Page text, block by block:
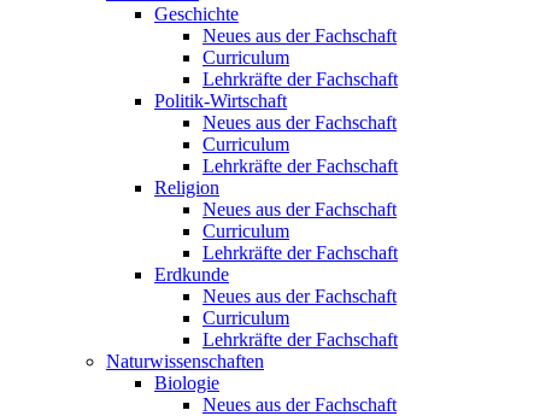
Geschichte
Neues aus der Fachschaft
Curriculum
Lehrkräfte der Fachschaft
Politik-Wirtschaft
Neues aus der Fachschaft
Curriculum
Lehrkräfte der Fachschaft
Religion
Neues aus der Fachschaft
Curriculum
Lehrkräfte der Fachschaft
Erdkunde
Neues aus der Fachschaft
Curriculum
Lehrkräfte der Fachschaft
Naturwissenschaften
Biologie
Neues aus der Fachschaft